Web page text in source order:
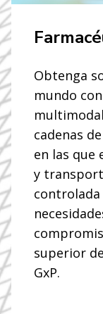
Obtenga
mundo
cadenas
en las
y
superior
GxP.